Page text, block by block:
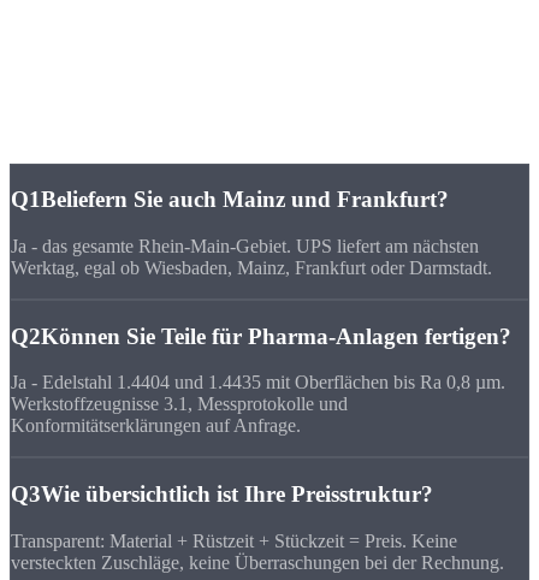
Q1Beliefern Sie auch Mainz und Frankfurt?
Ja - das gesamte Rhein-Main-Gebiet. UPS liefert am nächsten
Werktag, egal ob Wiesbaden, Mainz, Frankfurt oder Darmstadt.
Q2Können Sie Teile für Pharma-Anlagen fertigen?
Ja - Edelstahl 1.4404 und 1.4435 mit Oberflächen bis Ra 0,8 µm.
Werkstoffzeugnisse 3.1, Messprotokolle und
Konformitätserklärungen auf Anfrage.
Q3Wie übersichtlich ist Ihre Preisstruktur?
Transparent: Material + Rüstzeit + Stückzeit = Preis. Keine
versteckten Zuschläge, keine Überraschungen bei der Rechnung.